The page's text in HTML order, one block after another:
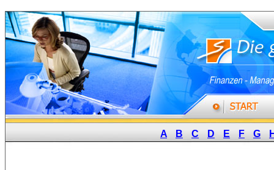
A B C D E F G